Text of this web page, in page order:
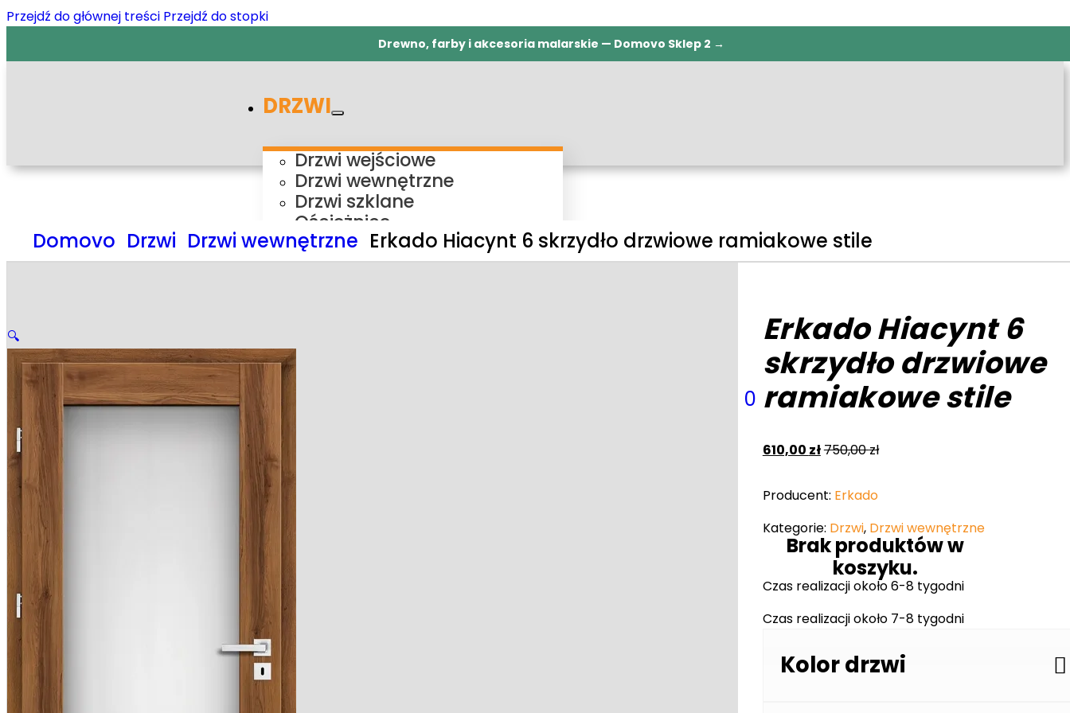
Przejdź do głównej treści Przejdź do stopki
Drewno, farby i akcesoria malarskie — Domovo Sklep 2 →
DRZWI
Drzwi wejściowe
Drzwi wewnętrzne
Drzwi szklane
Ościeżnice
Ościeżnice regulowane
OKUCIA
AKCESORIA
0
Brak produktów w
koszyku.
Domovo Drzwi Drzwi wewnętrzne Erkado Hiacynt 6 skrzydło drzwiowe ramiakowe stile
🔍
Erkado Hiacynt 6
skrzydło drzwiowe
ramiakowe stile
610,00 zł750,00zł
Producent: Erkado
Kategorie: Drzwi, Drzwi wewnętrzne
Czas realizacji około 6-8 tygodni
Czas realizacji około 7-8 tygodni
Kolor drzwi